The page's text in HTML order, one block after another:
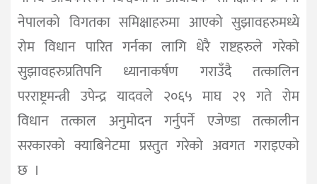
नेपालको विगतका समिक्षाहरुमा आएको सुझावहरुमध्ये
रोम विधान पारित गर्नका लागि धेरै राष्टहरुले गरेको
सुझावहरुप्रतिपनि ध्यानाकर्षण गराउँदै तत्कालिन
परराष्ट्रमन्त्री उपेन्द्र यादवले २०६५ माघ २९ गते रोम
विधान तत्काल अनुमोदन गर्नुपर्ने एजेण्डा तत्कालीन
सरकारको क्याबिनेटमा प्रस्तुत गरेकाे अवगत गराइएकाे
छ ।